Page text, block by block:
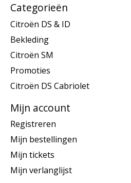
Categorieën
Citroën DS & ID
Bekleding
Citroën SM
Promoties
Citroën DS Cabriolet
Mijn account
Registreren
Mijn bestellingen
Mijn tickets
Mijn verlanglijst